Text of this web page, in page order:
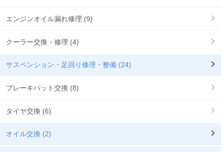
エンジンオイル漏れ修理 (9)
クーラー交換・修理 (4)
サスペンション・足回り修理・整備 (24)
ブレーキパット交換 (8)
タイヤ交換 (6)
オイル交換 (2)